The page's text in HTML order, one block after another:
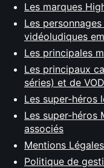
Les marques
Les
vidéoludiques
Les principales
Les principaux
séries) et de VOD
Les super-héros
Les super-héros
associés
Mentions Légales
Politique de